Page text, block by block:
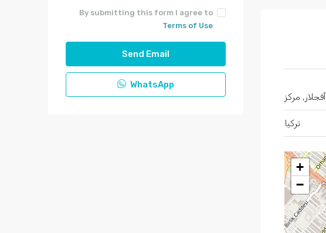
أفجلار, مركز
تركيا
+
−
By submitting this form I agree to
Terms of Use
Send Email
WhatsApp